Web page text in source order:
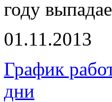
году
01.11.2013
График
дни